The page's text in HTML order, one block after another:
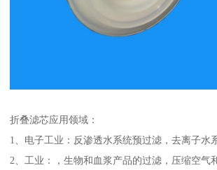
折叠滤芯应用领域：
1、电子工业：反渗透水系统预过滤，去离子水
2、工业：，生物和血浆产品的过滤，压缩空气